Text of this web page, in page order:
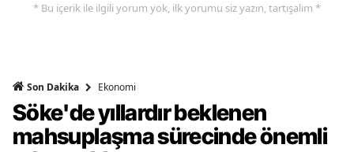
* Bu içerik ile ilgili yorum yok, ilk yorumu siz yazın, tartışalım *
Son Dakika Ekonomi
Söke'de yıllardır beklenen
mahsuplaşma sürecinde önemli